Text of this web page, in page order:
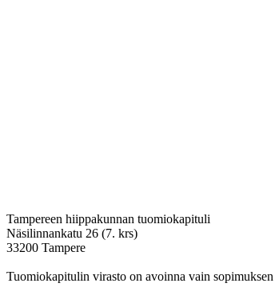
Tampereen hiippakunnan tuomiokapituli
Näsilinnankatu 26 (7. krs)
33200 Tampere
Tuomiokapitulin virasto on avoinna vain